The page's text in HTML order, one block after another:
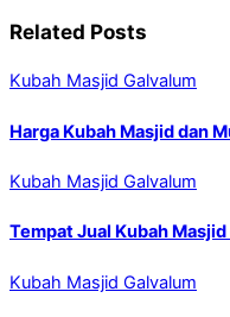
Related Posts
Kubah Masjid Galvalum
Harga Kubah Masjid dan
Kubah Masjid Galvalum
Tempat Jual Kubah
Kubah Masjid Galvalum